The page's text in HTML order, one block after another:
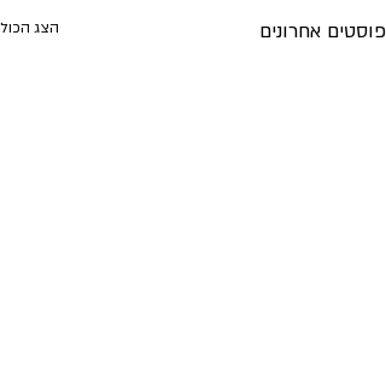
פוסטים אחרונים הצג הכול